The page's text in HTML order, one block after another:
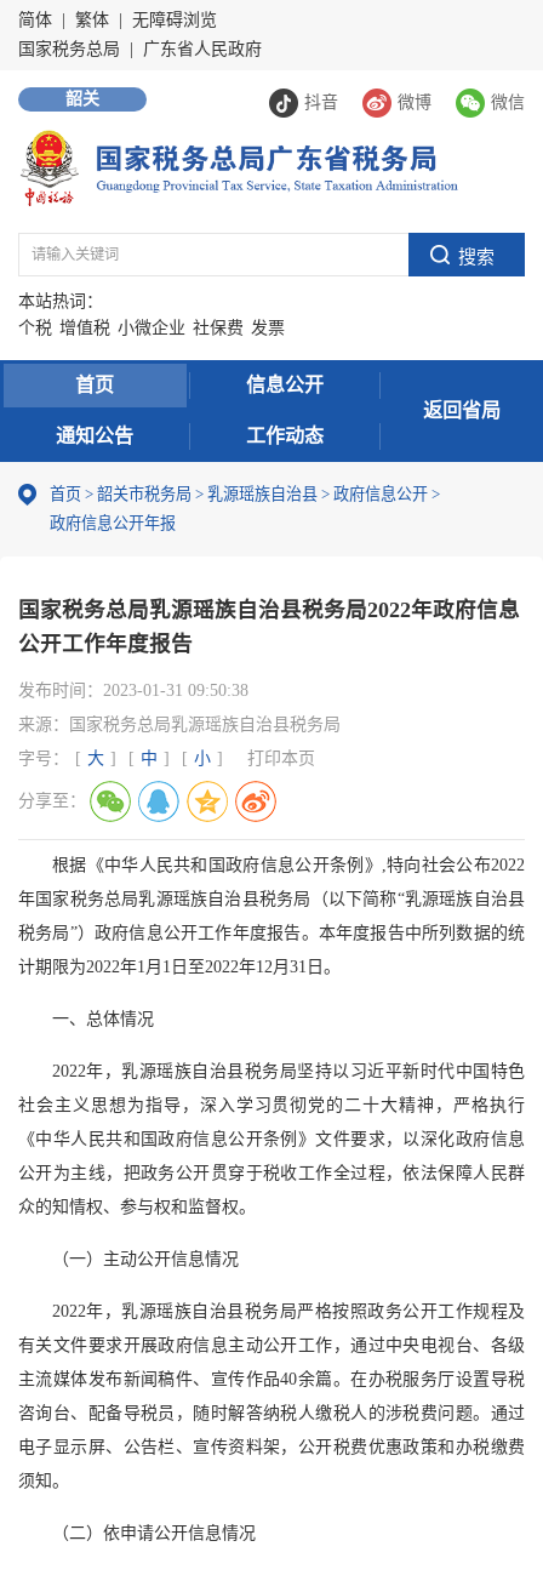
简体 繁体
无障碍浏览
国家税务总局
广东省人民政府
抖音 微博 微信
韶关
本站热词：
个税 增值税 小微企业 社保费 发票
首页 信息公开
通知公告 工作动态
返回省局
首页 > 韶关市税务局 > 乳源瑶族自治县 > 政府信息公开 >
政府信息公开年报
国家税务总局乳源瑶族自治县税务局2022年政府信息
公开工作年度报告
发布时间： 2023-01-31 09:50:38
来源：
国家税务总局乳源瑶族自治县税务局
字号：
[ 大 ] [ 中 ] [ 小 ] 打印本页
分享至：
根据《中华人民共和国政府信息公开条例》,特向社会公布2022
年国家税务总局乳源瑶族自治县税务局（以下简称“乳源瑶族自治县
税务局”）政府信息公开工作年度报告。本年度报告中所列数据的统
计期限为2022年1月1日至2022年12月31日。
一、总体情况
2022年，乳源瑶族自治县税务局坚持以习近平新时代中国特色
社会主义思想为指导，深入学习贯彻党的二十大精神，严格执行
《中华人民共和国政府信息公开条例》文件要求，以深化政府信息
公开为主线，把政务公开贯穿于税收工作全过程，依法保障人民群
众的知情权、参与权和监督权。
（一）主动公开信息情况
2022年，乳源瑶族自治县税务局严格按照政务公开工作规程及
有关文件要求开展政府信息主动公开工作，通过中央电视台、各级
主流媒体发布新闻稿件、宣传作品40余篇。在办税服务厅设置导税
咨询台、配备导税员，随时解答纳税人缴税人的涉税费问题。通过
电子显示屏、公告栏、宣传资料架，公开税费优惠政策和办税缴费
须知。
（二）依申请公开信息情况